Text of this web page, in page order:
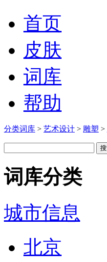
首页
皮肤
词库
帮助
分类词库 > 艺术设计 > 雕塑 >
词库分类
城市信息
北京